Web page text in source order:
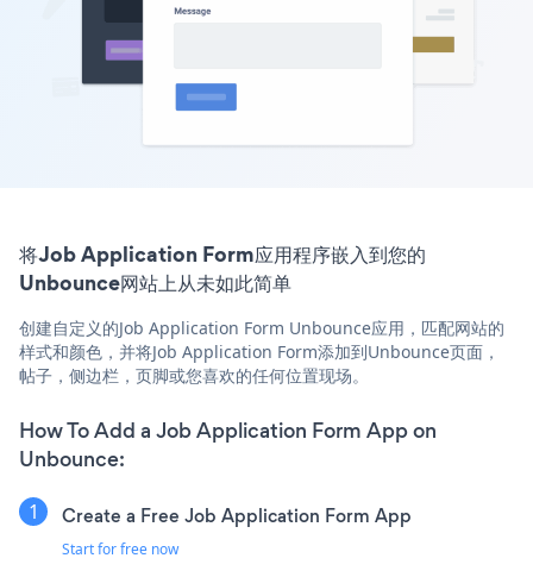
将Job Application Form应用程序嵌入到您的
Unbounce网站上从未如此简单
创建自定义的Job Application Form Unbounce应用，匹配网站的
样式和颜色，并将Job Application Form添加到Unbounce页面，
帖子，侧边栏，页脚或您喜欢的任何位置现场。
How To Add a Job Application Form App on
Unbounce:
Create a Free Job Application Form App
Start for free now